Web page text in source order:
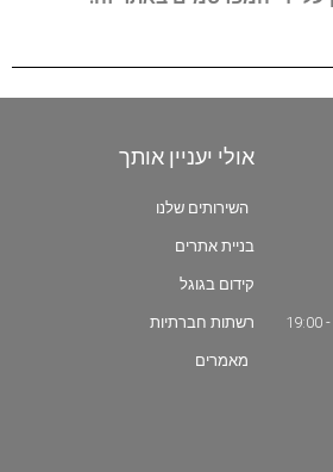
אולי יעניין אותך
השירותים שלנו
בניית אתרים
קידום בגוגל
רשתות חברתיות
מאמרים